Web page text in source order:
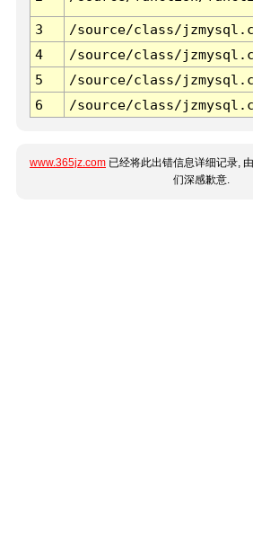
3 /source/class/
4
/source/class/
5
/source/class/
6
/source/class/
www.365jz.com 已经将此出错信息详细记录,
们深感歉意.